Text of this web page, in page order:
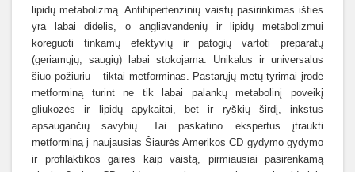
lipidų metabolizmą. Antihipertenzinių vaistų pasirinkimas išties
yra labai didelis, o angliavandenių ir lipidų metabolizmui
koreguoti tinkamų efektyvių ir patogių vartoti preparatų
(geriamųjų, saugių) labai stokojama. Unikalus ir universalus
šiuo požiūriu – tiktai metforminas. Pastarųjų metų tyrimai įrodė
metforminą turint ne tik labai palankų metabolinį poveikį
gliukozės ir lipidų apykaitai, bet ir ryškių širdį, inkstus
apsaugančių savybių. Tai paskatino ekspertus įtraukti
metforminą į naujausias Šiaurės Amerikos CD gydymo gydymo
ir profilaktikos gaires kaip vaistą, pirmiausiai pasirenkamą